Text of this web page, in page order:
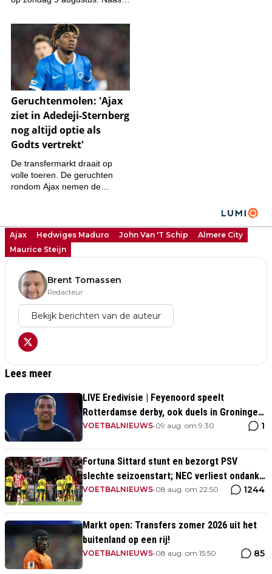
Ajax Hedwiges Maduro John Van 't Schip
Almere City
Maurice Steijn
Brent Tomassen
Redacteur
Bekijk berichten van de auteur
Lees meer
LIVE Eredivisie | Feyenoord speelt
Rotterdamse derby, ook duels in Groningen
en Heerenveen
VOETBALNIEUWS•09 aug. om 9:30 1
Fortuna Sittard stunt en bezorgt PSV
slechte seizoenstart; NEC verliest ondanks
assist Tadic
VOETBALNIEUWS•08 aug. om 22:50 1244
Markt open: Transfers zomer 2026 uit het
buitenland op een rij!
VOETBALNIEUWS•08 aug. om 15:50 85